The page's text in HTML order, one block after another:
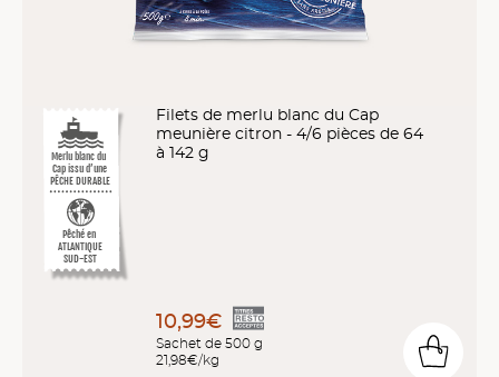
Pêché en
ATLANTIQUE
SUD-EST
Merlu blanc du
Cap issu d’une
PÊCHE DURABLE
Filets de merlu blanc du Cap
meunière citron - 4/6 pièces de 64
à 142 g
10,99€
Sachet de 500 g
21,98€/kg